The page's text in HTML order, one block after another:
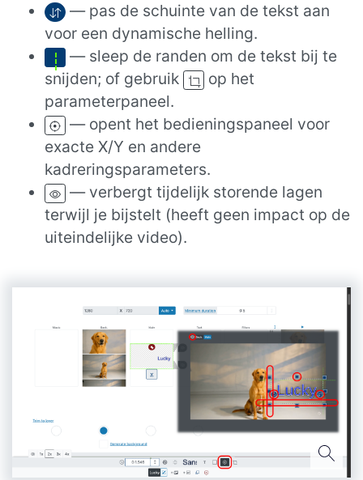
— pas de schuinte van de tekst aan
voor een dynamische helling.
— sleep de randen om de tekst bij te
snijden; of gebruik
op het
parameterpaneel.
— opent het bedieningspaneel voor
exacte X/Y en andere
kadreringsparameters.
— verbergt tijdelijk storende lagen
terwijl je bijstelt (heeft geen impact op de
uiteindelijke video).